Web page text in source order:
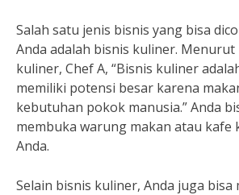
Salah satu jenis bisnis yang bisa
Anda adalah bisnis kuliner.
kuliner, Chef A, “Bisnis kuliner
memiliki potensi besar karena
kebutuhan pokok manusia.” Anda
membuka warung makan atau kafe
Anda.
Selain bisnis kuliner, Anda juga bisa